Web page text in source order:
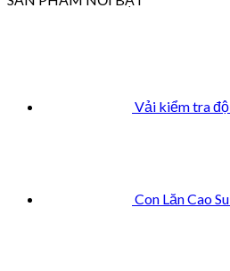
Vải kiểm tra
Con Lăn Cao